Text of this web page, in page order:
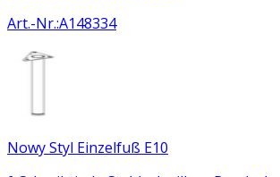
Art.-Nr.:A148334
Nowy Styl Einzelfuß E10